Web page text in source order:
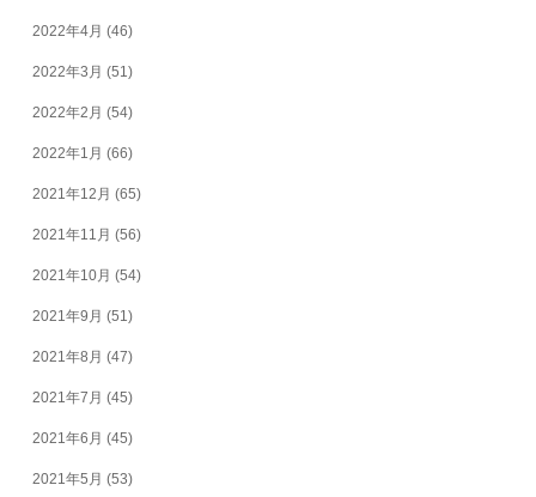
2022年4月 (46)
2022年3月 (51)
2022年2月 (54)
2022年1月 (66)
2021年12月 (65)
2021年11月 (56)
2021年10月 (54)
2021年9月 (51)
2021年8月 (47)
2021年7月 (45)
2021年6月 (45)
2021年5月 (53)